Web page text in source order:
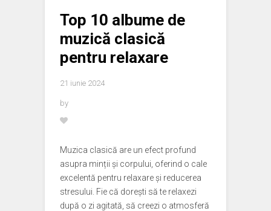
Top 10 albume de
muzică clasică
pentru relaxare
21 iunie 2024
by
Muzica clasică are un efect profund
asupra minții și corpului, oferind o cale
excelentă pentru relaxare și reducerea
stresului. Fie că dorești să te relaxezi
după o zi agitată, să creezi o atmosferă